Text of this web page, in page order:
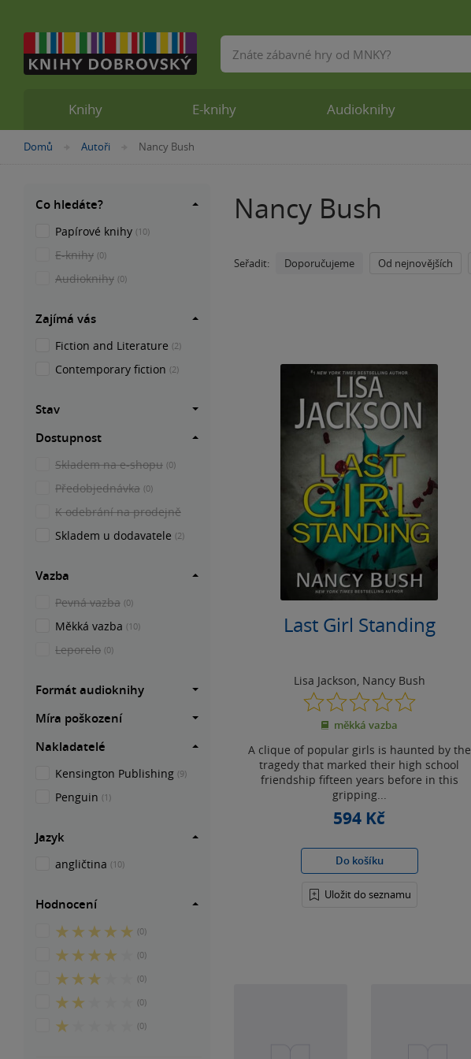
Nacházíte
Domů »Autoři »Nancy Bush
Nancy Bush
Seřadit: Doporučujeme Od nejnovějších
Last Girl Standing
Lisa Jackson Nancy Bush
0.0
z
5
měkká vazba
A clique of popular girls is haunted by the
tragedy that marked their high school
friendship fifteen years before in this
gripping...
594 Kč
Do košíku
Uložit do seznamu
Co hledáte?
Papírové knihy (10)
E-knihy (0)
Audioknihy (0)
Zajímá vás
Fiction and Literature (2)
Contemporary fiction (2)
Stav
Dostupnost
Skladem na e-shopu (0)
Předobjednávka (0)
K odebrání na prodejně
Skladem u dodavatele (2)
Vazba
Pevná vazba (0)
Měkká vazba (10)
Leporelo (0)
Formát audioknihy
Míra poškození
Nakladatelé
Kensington Publishing (9)
Penguin (1)
Jazyk
angličtina (10)
Hodnocení
5
5
hvězdiček
(0)
4
5
hvězdiček
(0)
3
5
hvězdiček
(0)
2
5
(0)
1
(0)
Knihy E-knihy Audioknihy
Vyhledávání